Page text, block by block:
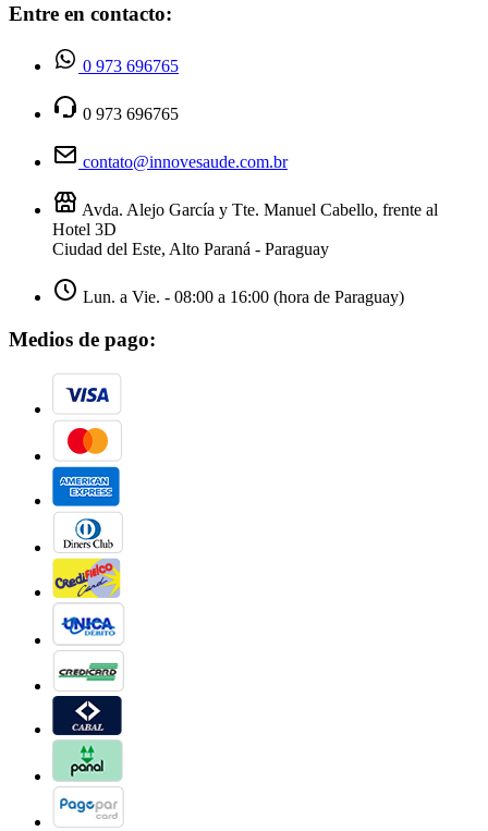
Entre en contacto:
0 973 696765
0 973 696765
contato@innovesaude.com.br
Avda. Alejo García y Tte. Manuel Cabello, frente al
Hotel 3D
Ciudad del Este, Alto Paraná - Paraguay
Lun. a Vie. - 08:00 a 16:00 (hora de Paraguay)
Medios de pago: